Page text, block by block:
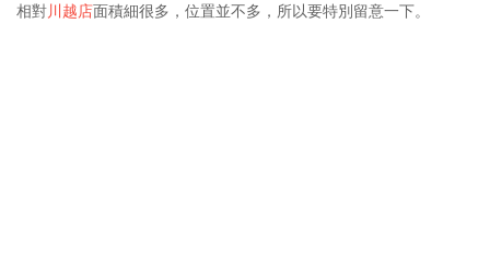
相對川越店面積細很多，位置並不多，所以要特別留意一下。